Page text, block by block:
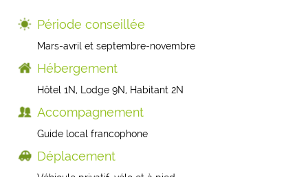
Période conseillée
Mars-avril et septembre-novembre
Hébergement
Hôtel 1N, Lodge 9N, Habitant 2N
Accompagnement
Guide local francophone
Déplacement
Cambodge
Birmanie